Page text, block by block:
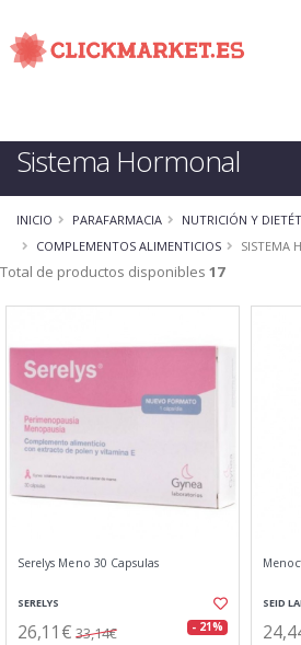
Sistema Hormonal
INICIO PARAFARMACIA
NUTRICIÓN Y
COMPLEMENTOS ALIMENTICIOS
SISTEMA
Total de productos disponibles 17
Serelys Meno 30 Capsulas
SERELYS
26,11€ 33,14€ - 21%
SEID